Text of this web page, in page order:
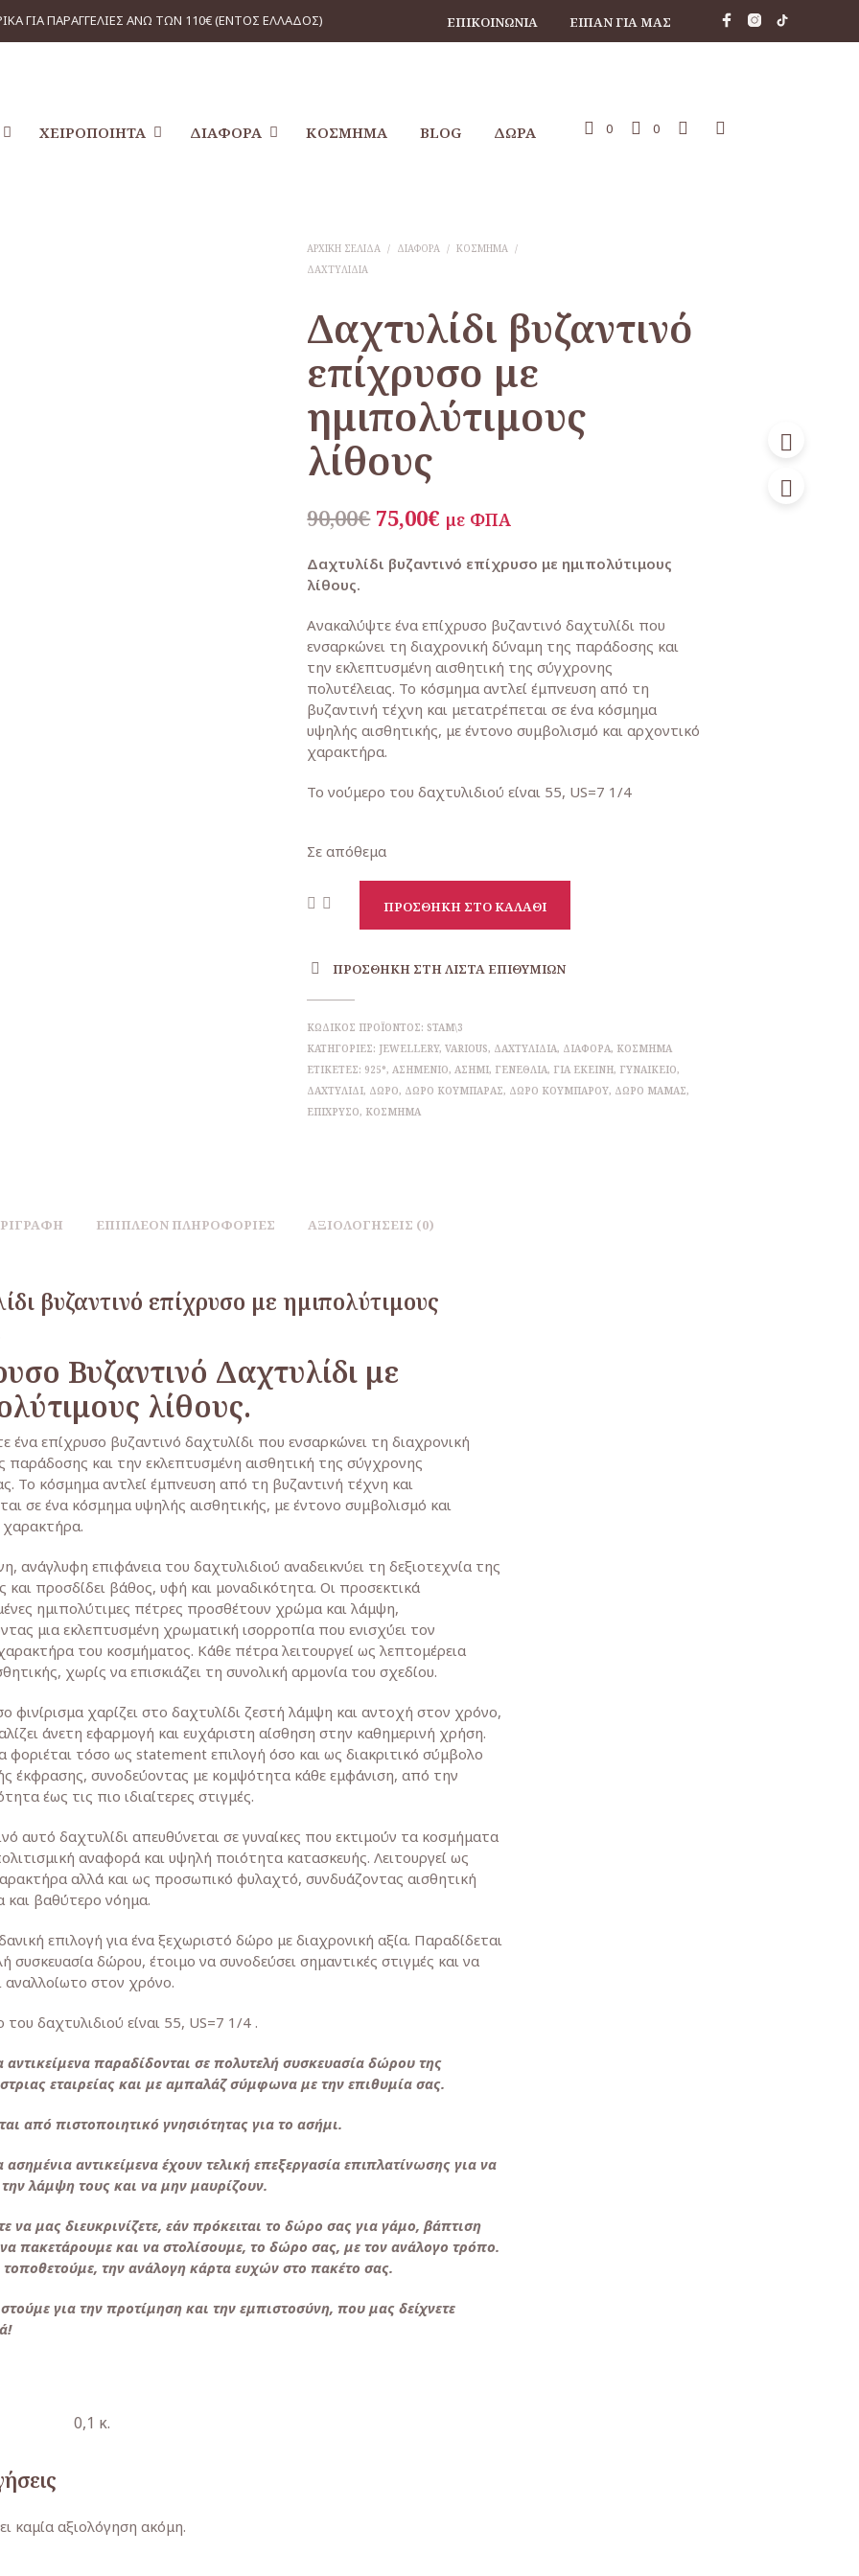
ΓΙΑ ΠΑΡΑΓΓΕΛΙΕΣ ΑΝΩ ΤΩΝ 110€ (ΕΝΤΟΣ ΕΛΛΑΔΟΣ) ΕΠΙΚΟΙΝΩΝΊΑ ΕΊΠΑΝ ΓΙΑ ΜΑΣ
ΧΕΙΡΟΠΟΊΗΤΑ ΔΙΆΦΟΡΑ ΚΌΣΜΗΜΑ BLOG ΔΩΡΑ 0 0
ΑΡΧΙΚΉ ΣΕΛΊΔΑ / ΔΙΆΦΟΡΑ / ΚΌΣΜΗΜΑ /
ΔΑΧΤΥΛΊΔΙΑ
Δαχτυλίδι βυζαντινό
επίχρυσο με
ημιπολύτιμους
λίθους
90,00€ Original
was:
75,00€ Η
75,00€.
με ΦΠΑ
Δαχτυλίδι βυζαντινό επίχρυσο με ημιπολύτιμους
λίθους.
Ανακαλύψτε ένα επίχρυσο βυζαντινό δαχτυλίδι που
ενσαρκώνει τη διαχρονική δύναμη της παράδοσης και
την εκλεπτυσμένη αισθητική της σύγχρονης
πολυτέλειας. Το κόσμημα αντλεί έμπνευση από τη
βυζαντινή τέχνη και μετατρέπεται σε ένα κόσμημα
υψηλής αισθητικής, με έντονο συμβολισμό και αρχοντικό
χαρακτήρα.
Το νούμερο του δαχτυλιδιού είναι 55, US=7 1/4
Σε απόθεμα
ΠΡΟΣΘΉΚΗ ΣΤΟ ΚΑΛΆΘΙ
ΠΡΟΣΘΉΚΗ ΣΤΗ ΛΊΣΤΑ ΕΠΙΘΥΜΙΏΝ
ΚΩΔΙΚΌΣ ΠΡΟΪΌΝΤΟΣ: STAM\3
ΚΑΤΗΓΟΡΊΕΣ: JEWELLERY,VARIOUS, ΔΑΧΤΥΛΊΔΙΑ, ΔΙΆΦΟΡΑ, ΚΌΣΜΗΜΑ
ΕΤΙΚΈΤΕΣ: 925°,ΑΣΗΜΈΝΙΟ,ΑΣΉΜΙ, ΓΕΝΈΘΛΙΑ, ΓΙΑ ΕΚΕΊΝΗ, ΓΥΝΑΙΚΕΊΟ,
ΔΑΧΤΥΛΊΔΙ, ΔΏΡΟ, ΔΏΡΟ ΚΟΥΜΠΆΡΑΣ, ΔΏΡΟ ΚΟΥΜΠΆΡΟΥ, ΔΏΡΟ ΜΑΜΆΣ,
ΕΠΊΧΡΥΣΟ, ΚΌΣΜΗΜΑ
ΕΠΙΠΛΈΟΝ ΠΛΗΡΟΦΟΡΊΕΣ ΑΞΙΟΛΟΓΉΣΕΙΣ (0)
βυζαντινό επίχρυσο με ημιπολύτιμους
Βυζαντινό Δαχτυλίδι με
λίθους.
ένα επίχρυσο βυζαντινό δαχτυλίδι που ενσαρκώνει τη διαχρονική
παράδοσης και την εκλεπτυσμένη αισθητική της σύγχρονης
Το κόσμημα αντλεί έμπνευση από τη βυζαντινή τέχνη και
σε ένα κόσμημα υψηλής αισθητικής, με έντονο συμβολισμό και
ανάγλυφη επιφάνεια του δαχτυλιδιού αναδεικνύει τη δεξιοτεχνία της
και προσδίδει βάθος, υφή και μοναδικότητα. Οι προσεκτικά
ημιπολύτιμες πέτρες προσθέτουν χρώμα και λάμψη,
μια εκλεπτυσμένη χρωματική ισορροπία που ενισχύει τον
του κοσμήματος. Κάθε πέτρα λειτουργεί ως λεπτομέρεια
χωρίς να επισκιάζει τη συνολική αρμονία του σχεδίου.
φινίρισμα χαρίζει στο δαχτυλίδι ζεστή λάμψη και αντοχή στον χρόνο,
άνετη εφαρμογή και ευχάριστη αίσθηση στην καθημερινή χρήση.
φοριέται τόσο ως statement επιλογή όσο και ως διακριτικό σύμβολο
έκφρασης, συνοδεύοντας με κομψότητα κάθε εμφάνιση, από την
έως τις πιο ιδιαίτερες στιγμές.
αυτό δαχτυλίδι απευθύνεται σε γυναίκες που εκτιμούν τα κοσμήματα
αναφορά και υψηλή ποιότητα κατασκευής. Λειτουργεί ως
αλλά και ως προσωπικό φυλαχτό, συνδυάζοντας αισθητική
βαθύτερο νόημα.
επιλογή για ένα ξεχωριστό δώρο με διαχρονική αξία. Παραδίδεται
συσκευασία δώρου, έτοιμο να συνοδεύσει σημαντικές στιγμές και να
αναλλοίωτο στον χρόνο.
δαχτυλιδιού είναι 55, US=7 1/4 .
παραδίδονται σε πολυτελή συσκευασία δώρου της
εταιρείας και με αμπαλάζ σύμφωνα με την επιθυμία σας.
από πιστοποιητικό γνησιότητας για το ασήμι.
αντικείμενα έχουν τελική επεξεργασία επιπλατίνωσης για να
λάμψη τους και να μην μαυρίζουν.
να μας διευκρινίζετε, εάν πρόκειται το δώρο σας για γάμο, βάπτιση
πακετάρουμε και να στολίσουμε, το δώρο σας, με τον ανάλογο τρόπο.
την ανάλογη κάρτα ευχών στο πακέτο σας.
για την προτίμηση και την εμπιστοσύνη, που μας δείχνετε
0,1 κ.
καμία αξιολόγηση ακόμη.